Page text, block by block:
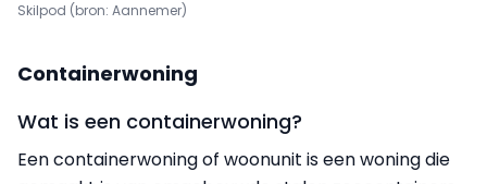
Skilpod (bron: Aannemer)
Containerwoning
Wat is een containerwoning?
Een containerwoning of woonunit is een woning die